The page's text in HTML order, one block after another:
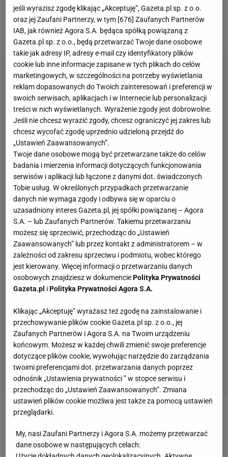
7:0. Tym samymekipaPepa Guardioli awansowała
do ćwierćfinału.
Zobacz wideo
przewagę nad resztą świata w skokach
jeśli wyrazisz zgodę klikając „Akceptuję”, Gazeta.pl sp. z o.o.
oraz jej Zaufani Partnerzy, w tym [676] Zaufanych Partnerów
IAB, jak również Agora S.A. będąca spółką powiązaną z
Gazeta.pl sp. z o.o., będą przetwarzać Twoje dane osobowe
takie jak adresy IP, adresy e-mail czy identyfikatory plików
cookie lub inne informacje zapisane w tych plikach do celów
marketingowych, w szczególności na potrzeby wyświetlania
reklam dopasowanych do Twoich zainteresowań i preferencji w
swoich serwisach, aplikacjach i w Internecie lub personalizacji
treści w nich wyświetlanych. Wyrażenie zgody jest dobrowolne.
Jeśli nie chcesz wyrazić zgody, chcesz ograniczyć jej zakres lub
chcesz wycofać zgodę uprzednio udzieloną przejdź do
„Ustawień Zaawansowanych”.
Twoje dane osobowe mogą być przetwarzane także do celów
badania i mierzenia informacji dotyczących funkcjonowania
serwisów i aplikacji lub łączone z danymi dot. świadczonych
Tobie usług. W określonych przypadkach przetwarzanie
danych nie wymaga zgody i odbywa się w oparciu o
uzasadniony interes Gazeta.pl, jej spółki powiązanej – Agora
S.A. – lub Zaufanych Partnerów. Takiemu przetwarzaniu
możesz się sprzeciwić, przechodząc do „Ustawień
Zaawansowanych” lub przez kontakt z administratorem – w
zależności od zakresu sprzeciwu i podmiotu, wobec którego
jest kierowany. Więcej informacji o przetwarzaniu danych
osobowych znajdziesz w dokumenciePolityka Prywatności
Gazeta.pl iPolityka Prywatności Agora S.A.
Klikając „Akceptuję” wyrażasz też zgodę na zainstalowanie i
przechowywanie plików cookie Gazeta.pl sp. z o.o., jej
Zaufanych Partnerów i Agora S.A. na Twoim urządzeniu
końcowym. Możesz w każdej chwili zmienić swoje preferencje
dotyczące plików cookie, wywołując narzędzie do zarządzania
twoimi preferencjami dot. przetwarzania danych poprzez
odnośnik „Ustawienia prywatności ” w stopce serwisu i
przechodząc do „Ustawień Zaawansowanych”. Zmiana
ustawień plików cookie możliwa jest także za pomocą ustawień
przeglądarki.
My, nasi Zaufani Partnerzy i Agora S.A. możemy przetwarzać
dane osobowe w następujących celach: